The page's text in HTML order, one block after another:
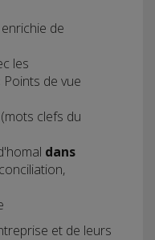
de
les
de vue
(mots clefs du
dans
conciliation,
et de leurs